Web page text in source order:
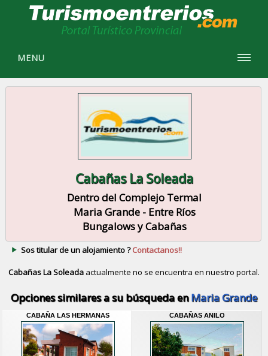
MENU
Cabañas La Soleada
Dentro del Complejo Termal
Maria Grande - Entre Ríos
Bungalows y Cabañas
Sos titular de un alojamiento ?Contactanos!!
Cabañas La Soleadaactualmente no se encuentra en nuestro portal.
Opciones similares a su búsqueda enMaria Grande
CABAÑA LAS HERMANAS CABAÑAS ANILO